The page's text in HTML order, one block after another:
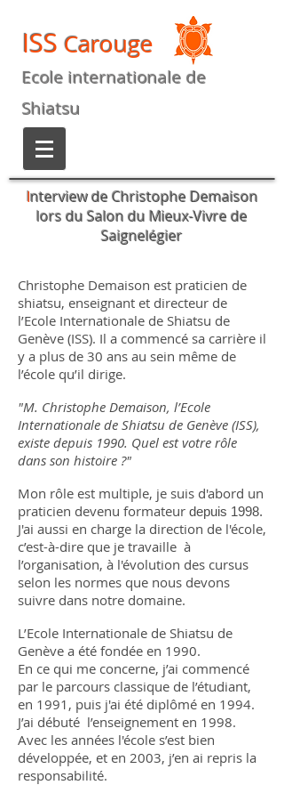
ISS Carouge
Ecole internationale de
Shiatsu
Interview de Christophe Demaison
lors du Salon du Mieux-Vivre de
Saignelégier
Christophe Demaison est praticien de
shiatsu, enseignant et directeur de
l’Ecole Internationale de Shiatsu de
Genève (ISS). Il a commencé sa carrière il
y a plus de 30 ans au sein même de
l’école qu’il dirige.
"M. Christophe Demaison, l’Ecole
Internationale de Shiatsu de Genève (ISS),
existe depuis 1990. Quel est votre rôle
dans son histoire ?"
Mon rôle est multiple, je suis d'abord un
praticien devenu formateur depuis 1998.
J'ai aussi en charge la direction de l'école,
c’est-à-dire que je travaille à
l’organisation, à l'évolution des cursus
selon les normes que nous devons
suivre dans notre domaine.
L’Ecole Internationale de Shiatsu de
Genève a été fondée en 1990.
En ce qui me concerne, j’ai commencé
par le parcours classique de l’étudiant,
en 1991, puis j'ai été diplômé en 1994.
J’ai débuté l’enseignement en 1998.
Avec les années l'école s’est bien
développée, et en 2003, j’en ai repris la
responsabilité.